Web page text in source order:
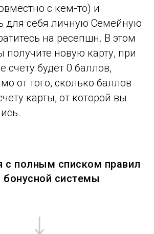
с кем-то) и
для себя личную Семейную
на ресепшн. В этом
получите новую карту, при
счету будет 0 баллов,
от того, сколько баллов
карты, от которой вы
с полным списком правил
бонусной системы